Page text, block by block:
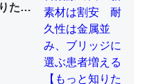
でたまに覗いてる。ぼ
あと、Googleマップで
や充電中かが分かるので
た